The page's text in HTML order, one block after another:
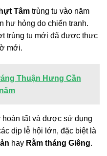
Tâm trùng tu vào năm
hư hỏng do chiến tranh.
trùng tu mới đã được thực
mới.
Thuận Hưng Cần
hoàn tất và được sử dụng
dịp lễ hội lớn, đặc biệt là
hay Rằm tháng Giêng.